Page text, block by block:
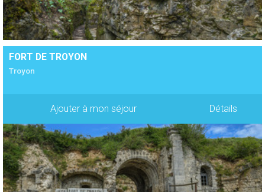
FORT DE TROYON
Troyon
Ajouter à mon séjour Détails